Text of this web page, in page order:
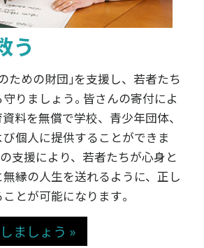
う
ための財団｣を支援し、若者たち
りましょう｡ 皆さんの寄付によ
料を無償で学校、青少年団体、
個人に提供することができま
支援により、若者たちが心身と
縁の人生を送れるように、正し
とが可能になります｡
ましょう »